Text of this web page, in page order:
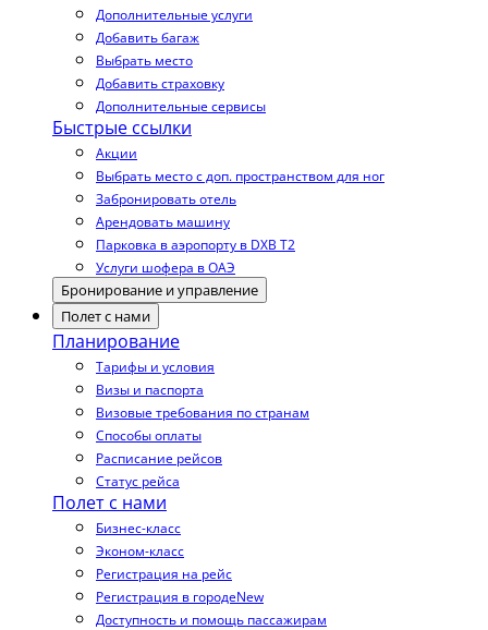
Дополнительные услуги
Добавить багаж
Выбрать место
Добавить страховку
Дополнительные сервисы
Быстрые ссылки
Акции
Выбрать место с доп. пространством для ног
Забронировать отель
Арендовать машину
Парковка в аэропорту в DXB T2
Услуги шофера в ОАЭ
Бронирование и управление
Полет с нами
Планирование
Тарифы и условия
Визы и паспорта
Визовые требования по странам
Способы оплаты
Расписание рейсов
Статус рейса
Полет с нами
Бизнес-класс
Эконом-класс
Регистрация на рейс
Регистрация в городеNew
Доступность и помощь пассажирам